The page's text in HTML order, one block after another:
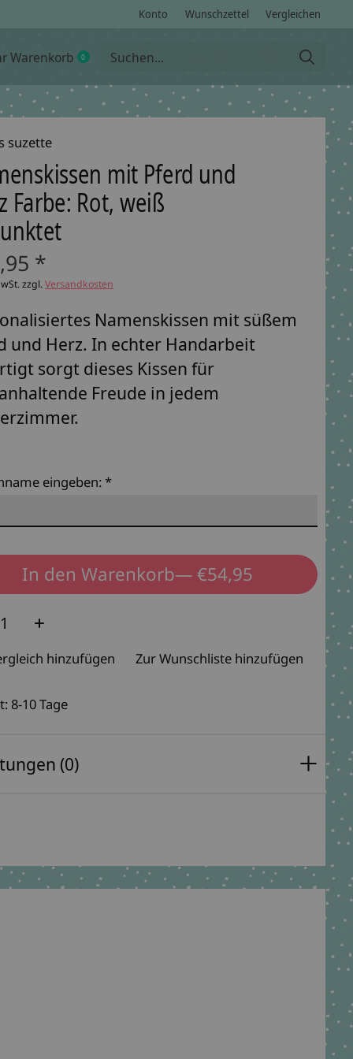
Konto Wunschzettel Vergleichen
Warenkorb 0items
suzette
mit Pferd und
Farbe: Rot, weiß
*
zzgl.Versandkosten
Namenskissen mit süßem
und Herz. In echter Handarbeit
sorgt dieses Kissen für
Freude in jedem
eingeben:*
In den Warenkorb
— €54,95
hinzufügen Zur Wunschliste hinzufügen
8-10 Tage
(0)